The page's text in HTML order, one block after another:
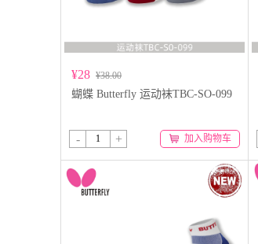
¥28 ¥38.00
蝴蝶 Butterfly 运动袜TBC-SO-099
- + 加入购物车